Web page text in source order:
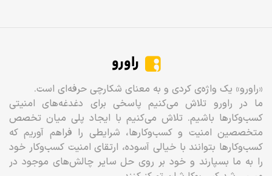
راورو
«راورو» یک واژه‌ی کردی و به معنای شکارچی حرفه‌ای است.
ما در راورو تلاش می‌کنیم پاسخی برای دغدغه‌های امنیتی
کسب‌وکارها باشیم. تلاش می‌کنیم با ایجاد پلی میان تخصص
متخصصین امنیت و کسب‌وکارها، شرایطی را فراهم آوریم که
کسب‌وکارها بتوانند با خیالی آسوده، ارتقای امنیت کسب‌وکار خود
را به ما بسپارند و خود بر روی حل سایر چالش‌های موجود در